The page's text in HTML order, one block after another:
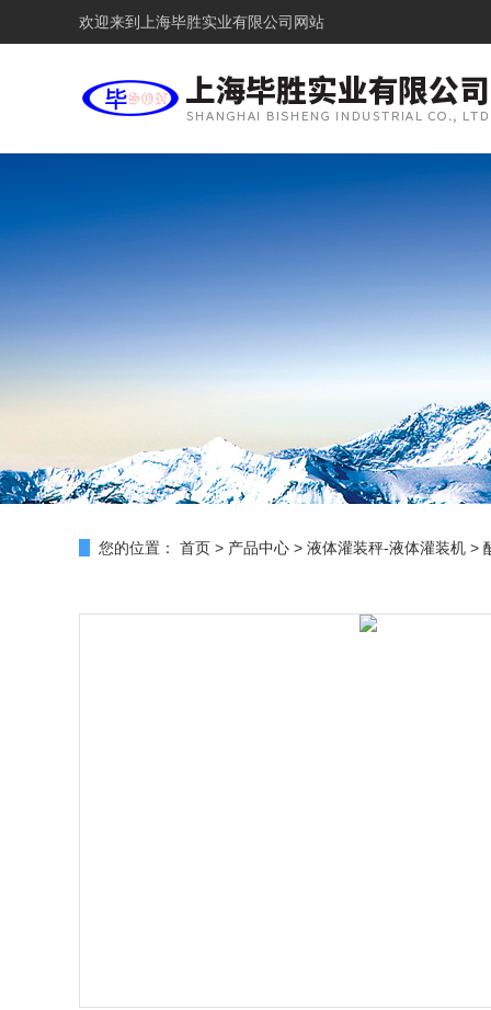
欢迎来到 上海毕胜实业有限公司网站
您的位置： 首页 > 产品中心 > 液体灌装秤-液体灌装机 >